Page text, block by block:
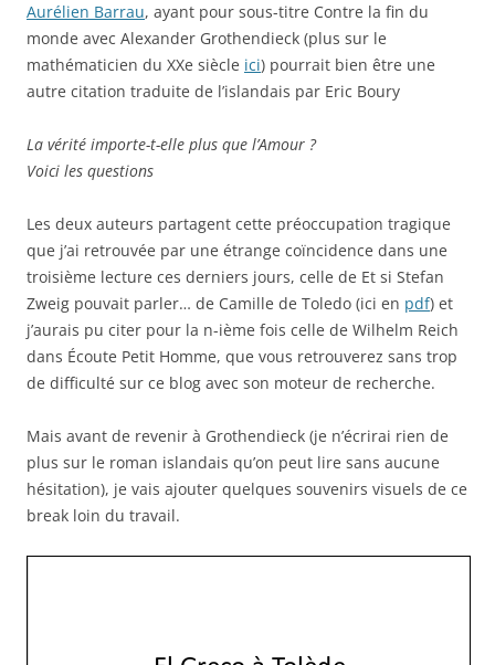
Aurélien Barrau, ayant pour sous-titre Contre la fin du
monde avec Alexander Grothendieck (plus sur le
mathématicien du XXe siècle ici) pourrait bien être une
autre citation traduite de l’islandais par Eric Boury
La vérité importe-t-elle plus que l’Amour ?
Voici les questions
Les deux auteurs partagent cette préoccupation tragique
que j’ai retrouvée par une étrange coïncidence dans une
troisième lecture ces derniers jours, celle de Et si Stefan
Zweig pouvait parler… de Camille de Toledo (ici en pdf) et
j’aurais pu citer pour la n-ième fois celle de Wilhelm Reich
dans Écoute Petit Homme, que vous retrouverez sans trop
de difficulté sur ce blog avec son moteur de recherche.
Mais avant de revenir à Grothendieck (je n’écrirai rien de
plus sur le roman islandais qu’on peut lire sans aucune
hésitation), je vais ajouter quelques souvenirs visuels de ce
break loin du travail.